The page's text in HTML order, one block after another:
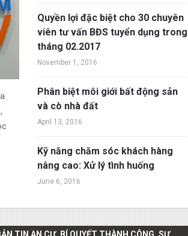
Quyền lợi đặc biệt cho 30 chuyên
viên tư vấn BĐS tuyển dụng trong
tháng 02.2017
November 1, 2016
Phân biệt môi giới bất động sản
và cò nhà đất
April 13, 2016
Kỹ năng chăm sóc khách hàng
nâng cao: Xử lý tình huống
June 6, 2016